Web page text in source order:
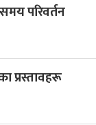
परिवर्तन
प्रस्तावहरू